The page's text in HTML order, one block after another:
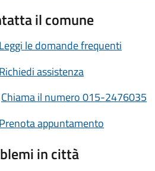
il comune
Leggi le domande frequenti
Richiedi assistenza
Chiama il numero 015-2476035
Prenota appuntamento
in città